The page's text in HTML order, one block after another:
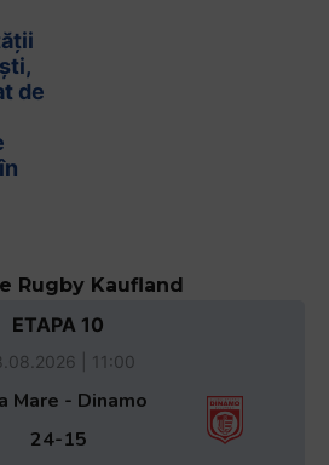
de
Rugby Kaufland
ETAPA 10
| 11:00
Mare - Dinamo
24-15